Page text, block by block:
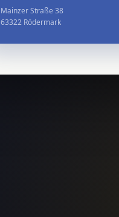
Mainzer Straße 38
63322 Rödermark